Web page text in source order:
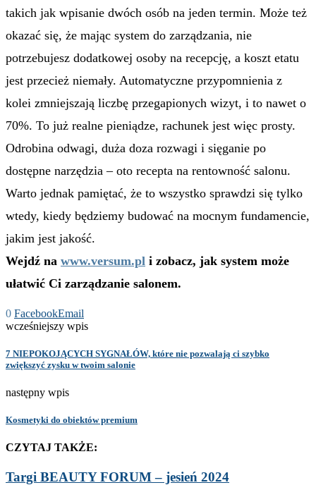
takich jak wpisanie dwóch osób na jeden termin. Może też
okazać się, że mając system do zarządzania, nie
potrzebujesz dodatkowej osoby na recepcję, a koszt etatu
jest przecież niemały. Automatyczne przypomnienia z
kolei zmniejszają liczbę przegapionych wizyt, i to nawet o
70%. To już realne pieniądze, rachunek jest więc prosty.
Odrobina odwagi, duża doza rozwagi i sięganie po
dostępne narzędzia – oto recepta na rentowność salonu.
Warto jednak pamiętać, że to wszystko sprawdzi się tylko
wtedy, kiedy będziemy budować na mocnym fundamencie,
jakim jest jakość.
Wejdź na www.versum.pl i zobacz, jak system może
ułatwić Ci zarządzanie salonem.
0 FacebookEmail
wcześniejszy wpis
7 NIEPOKOJĄCYCH SYGNAŁÓW, które nie pozwalają ci szybko
zwiększyć zysku w twoim salonie
następny wpis
Kosmetyki do obiektów premium
CZYTAJ TAKŻE:
Targi BEAUTY FORUM – jesień 2024